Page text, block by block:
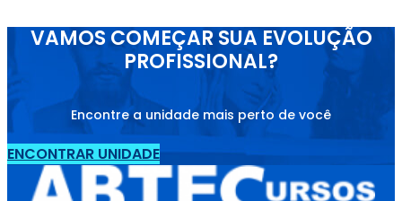
VAMOS COMEÇAR SUA EVOLUÇÃO
PROFISSIONAL?
Encontre a unidade mais perto de você
ENCONTRAR UNIDADE